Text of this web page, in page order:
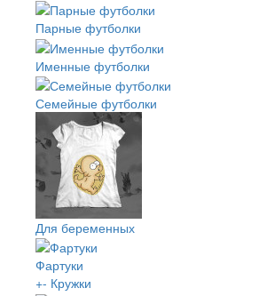
Парные футболки
Именные футболки
Семейные футболки
Для беременных
Фартуки
+- Кружки